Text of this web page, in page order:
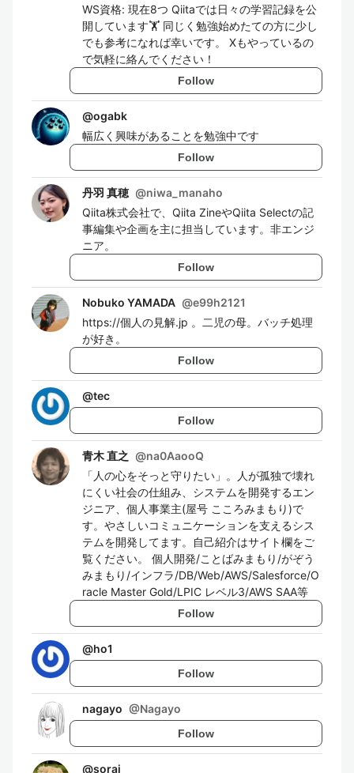
WS資格: 現在8つ Qiitaでは日々の学習記録を公
開しています🏋️ 同じく勉強始めたての方に少し
でも参考になれば幸いです。 Xもやっているの
で気軽に絡んでください！
Follow
@ogabk
幅広く興味があることを勉強中です
Follow
丹羽 真穂 @niwa_manaho
Qiita株式会社で、Qiita ZineやQiita Selectの記
事編集や企画を主に担当しています。非エンジ
ニア。
Follow
Nobuko YAMADA @e99h2121
https://個人の見解.jp 。二児の母。バッチ処理
が好き。
Follow
@tec
Follow
青木 直之 @na0AaooQ
「人の心をそっと守りたい」。人が孤独で壊れ
にくい社会の仕組み、システムを開発するエン
ジニア、個人事業主(屋号 こころみまもり)で
す。やさしいコミュニケーションを支えるシス
テムを開発してます。自己紹介はサイト欄をご
覧ください。 個人開発/ことばみまもり/がぞう
みまもり/インフラ/DB/Web/AWS/Salesforce/O
racle Master Gold/LPIC レベル3/AWS SAA等
Follow
@ho1
Follow
nagayo @Nagayo
Follow
@sorai